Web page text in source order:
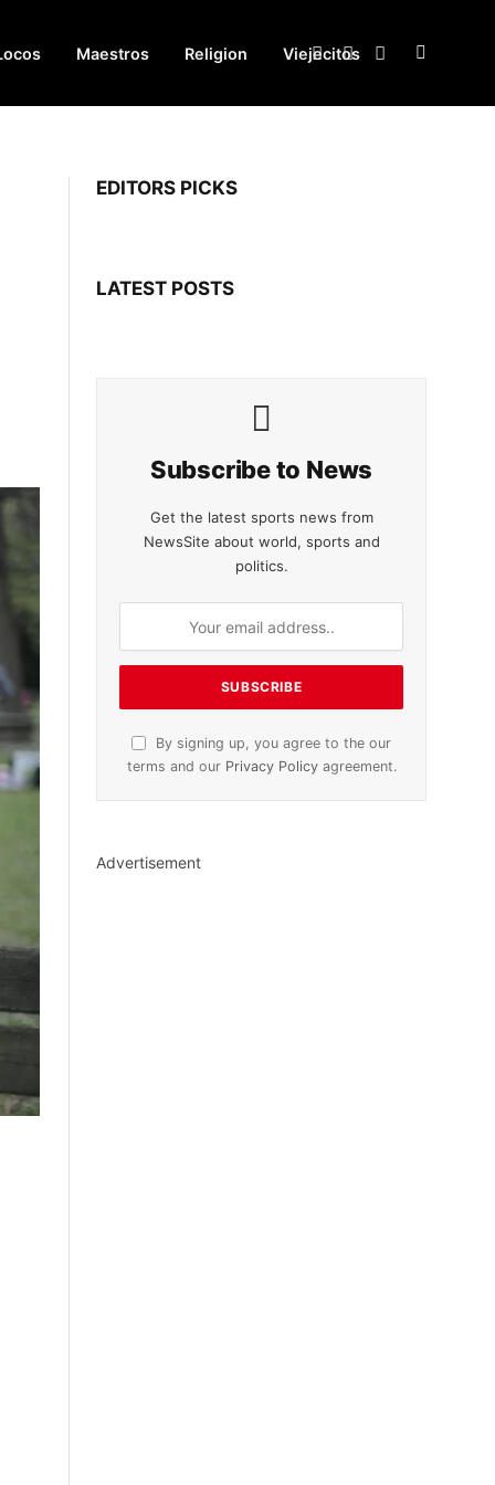
Maestros Religion Viejecitos
Facebook
X
Instagram
EDITORS PICKS
LATEST POSTS
Subscribe to News
Get the latest sports news from
NewsSite about world, sports and
politics.
By signing up, you agree to the our
terms and our Privacy Policyagreement.
Advertisement